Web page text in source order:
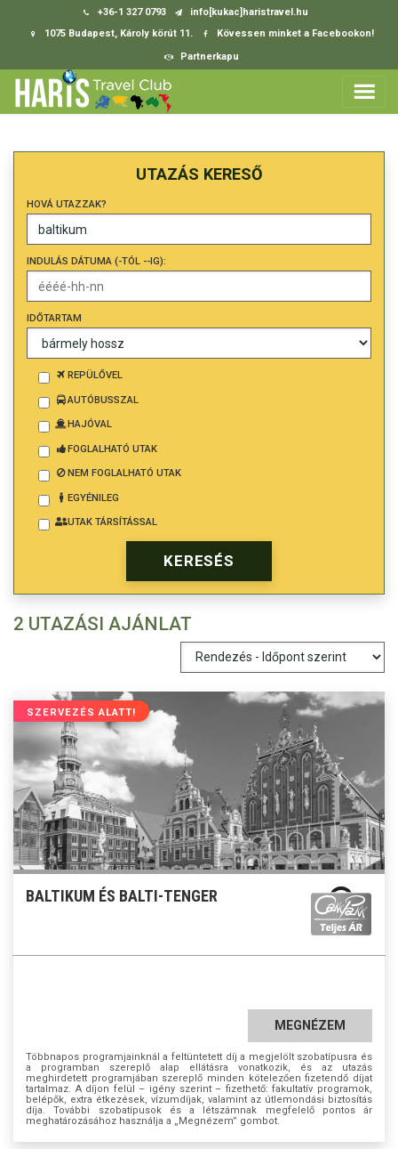
+36-1 327 0793
info[kukac]haristravel.hu
1075 Budapest, Károly körút 11.
Kövessen minket a Facebookon!
Partnerkapu
UTAZÁS KERESŐ
HOVÁ UTAZZAK?
INDULÁS DÁTUMA (-TÓL --IG):
IDŐTARTAM
REPÜLŐVEL
AUTÓBUSSZAL
HAJÓVAL
FOGLALHATÓ UTAK
NEM FOGLALHATÓ UTAK
EGYÉNILEG
UTAK TÁRSÍTÁSSAL
2 UTAZÁSI AJÁNLAT
SZERVEZÉS ALATT!
BALTIKUM ÉS BALTI-TENGER
MEGNÉZEM
Többnapos programjainknál a feltüntetett díj a megjelölt szobatípusra és
a programban szereplő alap ellátásra vonatkozik, és az utazás
meghirdetett programjában szereplő minden kötelezően fizetendő díjat
tartalmaz. A díjon felül – igény szerint – fizethető: fakultatív programok,
belépők, extra étkezések, vízumdíjak, valamint az útlemondási biztosítás
díja. További szobatípusok és a létszámnak megfelelő pontos ár
meghatározásához használja a „Megnézem” gombot.